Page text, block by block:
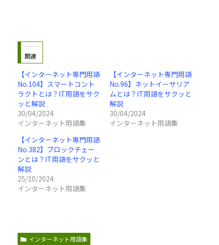
関連
【インターネット専門用語
No.104】スマートコント
ラクトとは？IT用語をサク
ッと解説
30/04/2024
インターネット用語集
【インターネット専門用語
No.96】ネットイーサリア
ムとは？IT用語をサクッと
解説
30/04/2024
インターネット用語集
【インターネット専門用語
No.382】ブロックチェー
ンとは？IT用語をサクッと
解説
25/10/2024
インターネット用語集
インターネット用語集